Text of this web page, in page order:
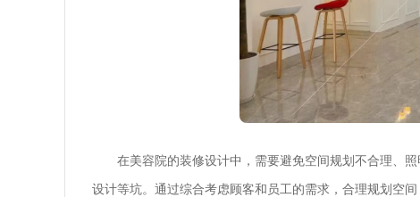
在美容院的装修设计中，需要避免空间规划不合理、
设计等坑。通过综合考虑顾客和员工的需求，合理规划空